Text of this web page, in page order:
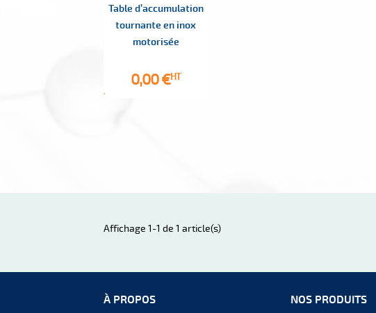
Table d’accumulation
tournante en inox
motorisée
Prix
0,00 €HT
Affichage 1-1 de 1 article(s)
À PROPOS NOS PRODUITS